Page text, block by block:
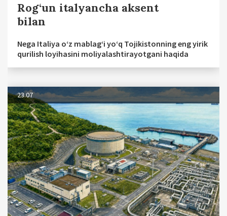
Rog‘un italyancha aksent
bilan
Nega Italiya o‘z mablag‘i yo‘q Tojikistonning eng yirik
qurilish loyihasini moliyalashtirayotgani haqida
23.07